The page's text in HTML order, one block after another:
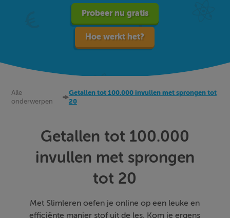
Probeer nu gratis
Hoe werkt het?
Alle
onderwerpen
Getallen tot 100.000 invullen met sprongen tot
20
Getallen tot 100.000
invullen met sprongen
tot 20
Met Slimleren oefen je online op een leuke en
efficiënte manier stof uit de les. Kom je ergens